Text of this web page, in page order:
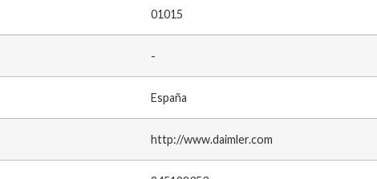
01015
-
España
http://www.daimler.com